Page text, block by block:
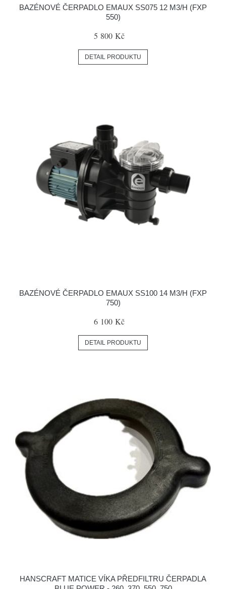
BAZÉNOVÉ ČERPADLO EMAUX SS075 12 M3/H (FXP
550)
5 800 Kč
DETAIL PRODUKTU
BAZÉNOVÉ ČERPADLO EMAUX SS100 14 M3/H (FXP
750)
6 100 Kč
DETAIL PRODUKTU
HANSCRAFT MATICE VÍKA PŘEDFILTRU ČERPADLA